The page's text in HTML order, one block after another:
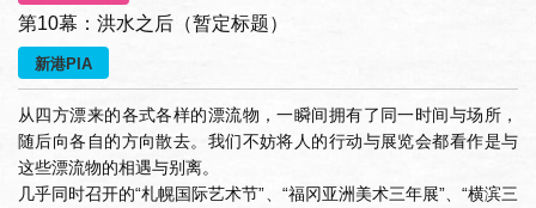
第10幕：洪水之后（暂定标题）
新港PIA
从四方漂来的各式各样的漂流物，一瞬间拥有了同一时间与场所，
随后向各自的方向散去。我们不妨将人的行动与展览会都看作是与
这些漂流物的相遇与别离。
几乎同时召开的“札幌国际艺术节”、“福冈亚洲美术三年展”、“横滨三